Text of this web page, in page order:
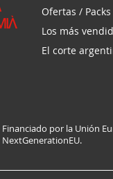
Ofertas / Packs
Los más
El corte
Financiado por la Unión
NextGenerationEU.